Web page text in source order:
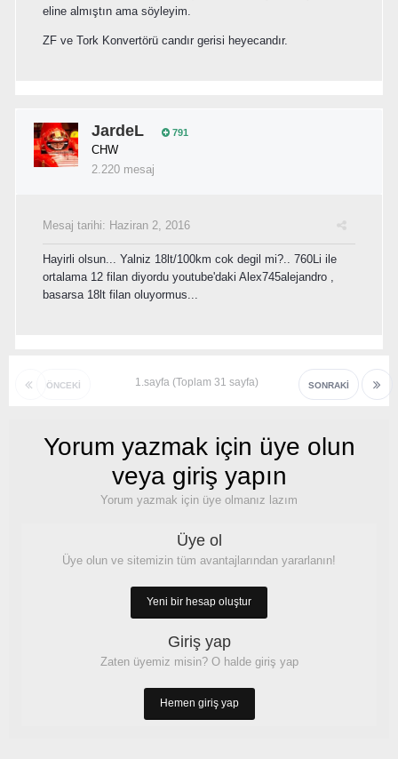
eline almıştın ama söyleyim.
ZF ve Tork Konvertörü candır gerisi heyecandır.
JardeL 791
CHW
2.220 mesaj
Mesaj tarihi: Haziran 2, 2016
Hayirli olsun... Yalniz 18lt/100km cok degil mi?.. 760Li ile
ortalama 12 filan diyordu youtube'daki Alex745alejandro ,
basarsa 18lt filan oluyormus...
ÖNCEKI SONRAKI
1.sayfa (Toplam 31 sayfa)
Yorum yazmak için üye olun
veya giriş yapın
Yorum yazmak için üye olmanız lazım
Üye ol
Üye olun ve sitemizin tüm avantajlarından yararlanın!
Yeni bir hesap oluştur
Giriş yap
Zaten üyemiz misin? O halde giriş yap
Hemen giriş yap